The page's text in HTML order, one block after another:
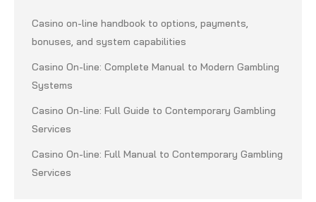
Casino on-line handbook to options, payments,
bonuses, and system capabilities
Casino On-line: Complete Manual to Modern Gambling
Systems
Casino On-line: Full Guide to Contemporary Gambling
Services
Casino On-line: Full Manual to Contemporary Gambling
Services